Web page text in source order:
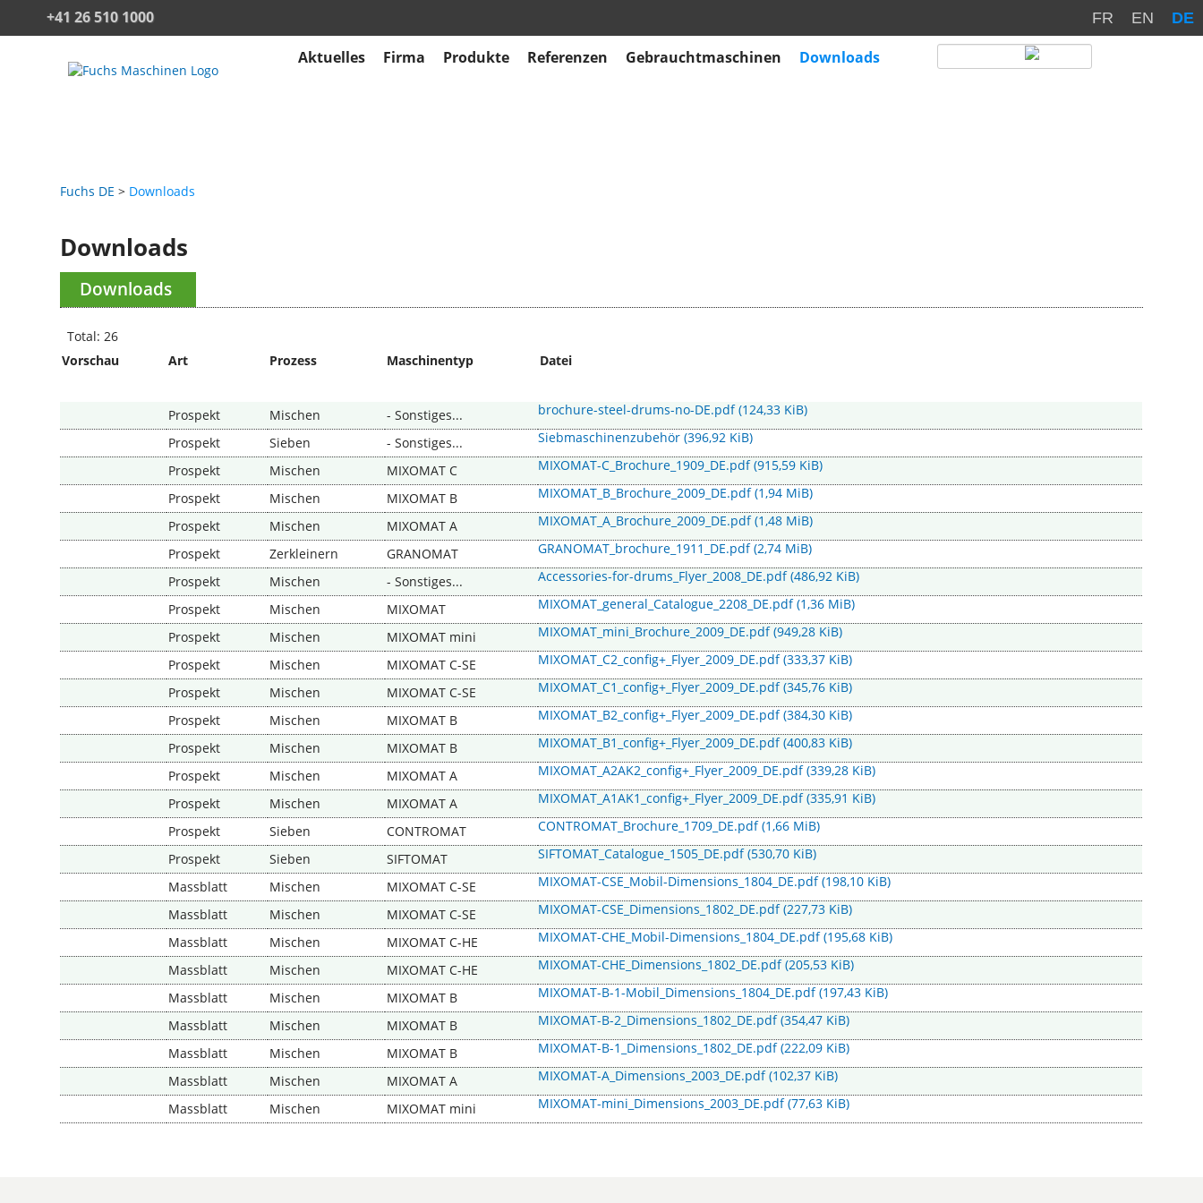
+41 26 510 1000 FR EN DE
Aktuelles Firma Produkte Referenzen Gebrauchtmaschinen Downloads
Fuchs DE Downloads
Downloads
Downloads
Total: 26
Vorschau
Art Prozess Maschinentyp Datei
Prospekt Mischen - Sonstiges... brochure-steel-drums-no-DE.pdf(124,33 KiB)
Prospekt
Sieben - Sonstiges... Siebmaschinenzubehör(396,92 KiB)
Prospekt
Mischen MIXOMAT C MIXOMAT-C_Brochure_1909_DE.pdf(915,59 KiB)
Prospekt
Mischen MIXOMAT B MIXOMAT_B_Brochure_2009_DE.pdf(1,94 MiB)
Prospekt
Mischen MIXOMAT A MIXOMAT_A_Brochure_2009_DE.pdf(1,48 MiB)
Prospekt
Zerkleinern GRANOMAT GRANOMAT_brochure_1911_DE.pdf(2,74 MiB)
Prospekt
Mischen - Sonstiges... Accessories-for-drums_Flyer_2008_DE.pdf(486,92 KiB)
Prospekt
Mischen MIXOMAT MIXOMAT_general_Catalogue_2208_DE.pdf(1,36 MiB)
Prospekt
Mischen MIXOMAT mini MIXOMAT_mini_Brochure_2009_DE.pdf(949,28 KiB)
Prospekt
Mischen MIXOMAT C-SE MIXOMAT_C2_config+_Flyer_2009_DE.pdf(333,37 KiB)
Prospekt
Mischen MIXOMAT C-SE MIXOMAT_C1_config+_Flyer_2009_DE.pdf(345,76 KiB)
Prospekt
Mischen MIXOMAT B MIXOMAT_B2_config+_Flyer_2009_DE.pdf(384,30 KiB)
Prospekt
Mischen MIXOMAT B MIXOMAT_B1_config+_Flyer_2009_DE.pdf(400,83 KiB)
Prospekt
Mischen MIXOMAT A MIXOMAT_A2AK2_config+_Flyer_2009_DE.pdf(339,28 KiB)
Prospekt
Mischen MIXOMAT A MIXOMAT_A1AK1_config+_Flyer_2009_DE.pdf(335,91 KiB)
Prospekt
Sieben CONTROMAT CONTROMAT_Brochure_1709_DE.pdf(1,66 MiB)
Prospekt
Sieben SIFTOMAT SIFTOMAT_Catalogue_1505_DE.pdf(530,70 KiB)
Massblatt
Mischen MIXOMAT C-SE MIXOMAT-CSE_Mobil-Dimensions_1804_DE.pdf(198,10 KiB)
Massblatt
Mischen MIXOMAT C-SE MIXOMAT-CSE_Dimensions_1802_DE.pdf(227,73 KiB)
Massblatt
Mischen MIXOMAT C-HE MIXOMAT-CHE_Mobil-Dimensions_1804_DE.pdf(195,68 KiB)
Massblatt
Mischen MIXOMAT C-HE MIXOMAT-CHE_Dimensions_1802_DE.pdf(205,53 KiB)
Massblatt
Mischen MIXOMAT B MIXOMAT-B-1-Mobil_Dimensions_1804_DE.pdf(197,43 KiB)
Massblatt
Mischen MIXOMAT B MIXOMAT-B-2_Dimensions_1802_DE.pdf(354,47 KiB)
Massblatt
Mischen MIXOMAT B MIXOMAT-B-1_Dimensions_1802_DE.pdf(222,09 KiB)
Massblatt
Mischen MIXOMAT A MIXOMAT-A_Dimensions_2003_DE.pdf(102,37 KiB)
Massblatt
Mischen MIXOMAT mini MIXOMAT-mini_Dimensions_2003_DE.pdf(77,63 KiB)